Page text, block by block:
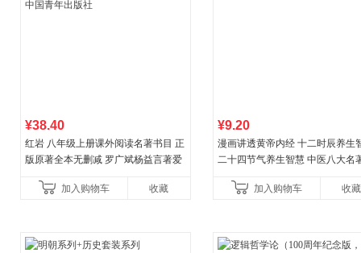
¥38.40
红岩 八年级上册课外阅读名著书目 正
版原著全本无删减 罗广斌杨益言著爱
国青年出版社加入购物车 收藏
¥9.20
漫画讲透黄帝内经 十二时辰养生
二十四节气养生智慧 中医八大名
加入购物车
收藏